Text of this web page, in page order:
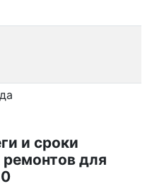
и сроки
для